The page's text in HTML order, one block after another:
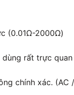
(0.01Ω-2000Ω)
rất trực quan
chính xác. (AC